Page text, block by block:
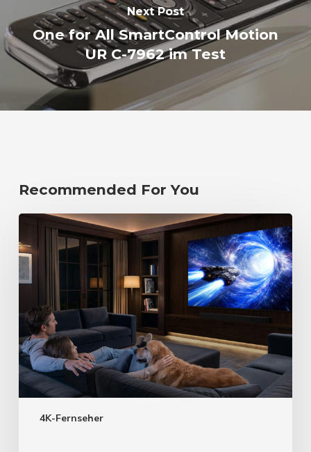
Next Post
One for All SmartControl Motion
UR C-7962 im Test
Recommended For You
4K-Fernseher